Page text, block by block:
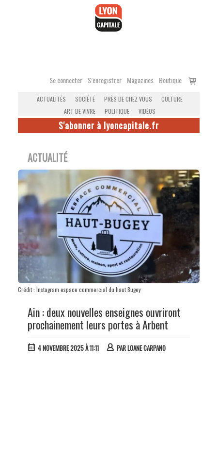
Se connecter S’enregistrer Magazines Boutique
Voir
ACTUALITÉS SOCIÉTÉ PRÈS DE CHEZ VOUS
CULTURE
ART DE VIVRE
POLITIQUE VIDÉOS
S'abonner à lyoncapitale.fr
ACTUALITÉ
Crédit : Instagram espace commercial du haut Bugey
Ain : deux nouvelles enseignes ouvriront
prochainement leurs portes à Arbent
4 NOVEMBRE 2025 À 11:11 PARLOANE CARPANO